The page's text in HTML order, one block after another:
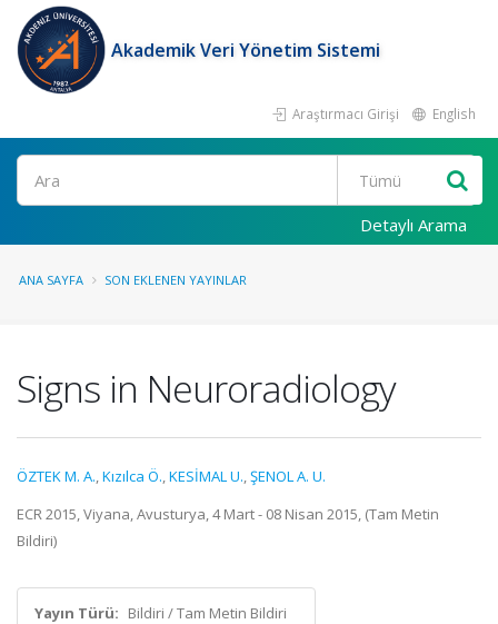
Akademik Veri Yönetim Sistemi
Araştırmacı Girişi English
Ara
Detaylı Arama
ANA SAYFA SON EKLENEN YAYINLAR
Signs in Neuroradiology
ÖZTEK M. A.,Kızılca Ö.,KESİMAL U.,ŞENOL A. U.
ECR 2015, Viyana, Avusturya, 4 Mart - 08 Nisan 2015, (Tam Metin
Bildiri)
Yayın Türü: Bildiri / Tam Metin Bildiri